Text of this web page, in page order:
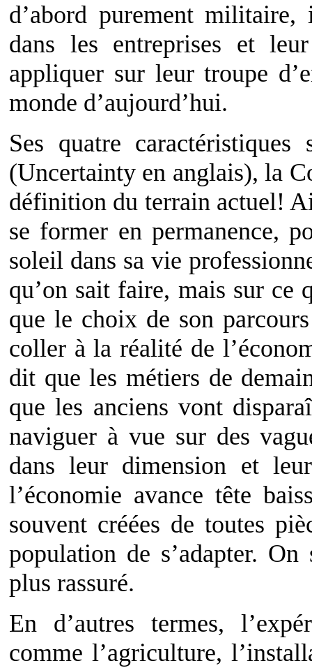
d’abord purement
dans les entreprises et
appliquer sur leur troupe
monde d’aujourd’hui.
Ses quatre
(Uncertainty en anglais), la
définition du terrain actuel!
se former en permanence,
soleil dans sa vie
qu’on sait faire, mais sur ce
que le choix de son
coller à la réalité de
dit que les métiers de
que les anciens vont
naviguer à vue sur des
dans leur dimension et
l’économie avance tête
souvent créées de toutes
population de s’adapter.
plus rassuré.
En d’autres termes,
comme l’agriculture,